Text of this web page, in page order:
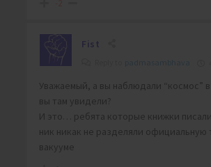
Fist
Уважаемый, а вы наблюдали “космос”
вы там увидели?
И это… ребята которые книжки
ник никак не разделяли
вакууме